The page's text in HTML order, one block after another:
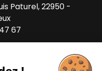
Paturel, 22950 -
67